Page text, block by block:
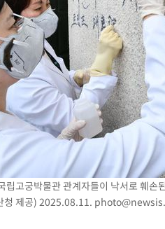
투표 김민석 승리…50.30%
의혹 심판 조사"
전 우승…데뷔 10년 차에 첫
헤엄친 구렁이 '소동'
톨루카에 1-0 승리(종합)
분만 뛰고 슈팅 0개
식…'전례 없는 특급대우'
본 폭염 저감시설 '온도차'
차량폭탄 폭발 사건
이란이 목표 아냐 " 밝혀
서 레바논군 3명 폭발로 부상
고궁박물관 관계자들이 낙서로 훼손
청 제공) 2025.08.11.